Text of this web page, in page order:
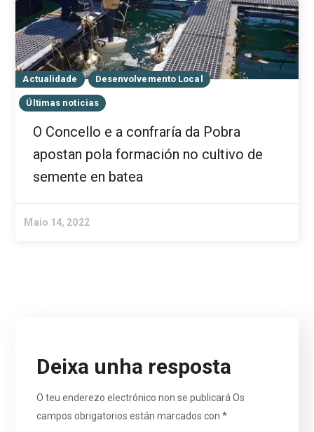
Actualidade Desenvolvemento Local
Últimas noticias
O Concello e a confraría da Pobra
apostan pola formación no cultivo de
semente en batea
Maio 14, 2022
Deixa unha resposta
O teu enderezo electrónico non se publicaráOs
campos obrigatorios están marcados con*